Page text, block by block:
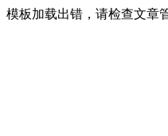
模板加载出错，请检查文